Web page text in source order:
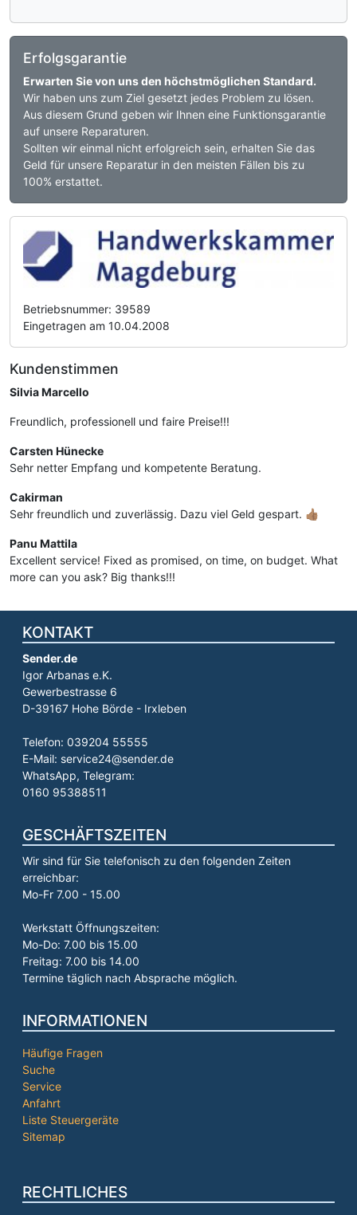
Erfolgsgarantie
Erwarten Sie von uns den höchstmöglichen Standard.
Wir haben uns zum Ziel gesetzt jedes Problem zu lösen.
Aus diesem Grund geben wir Ihnen eine Funktionsgarantie
auf unsere Reparaturen.
Sollten wir einmal nicht erfolgreich sein, erhalten Sie das
Geld für unsere Reparatur in den meisten Fällen bis zu
100% erstattet.
Betriebsnummer: 39589
Eingetragen am 10.04.2008
Kundenstimmen
Silvia Marcello
Freundlich, professionell und faire Preise!!!
Carsten Hünecke
Sehr netter Empfang und kompetente Beratung.
Cakirman
Sehr freundlich und zuverlässig. Dazu viel Geld gespart. 👍🏽
Panu Mattila
Excellent service! Fixed as promised, on time, on budget. What
more can you ask? Big thanks!!!
KONTAKT
Sender.de
Igor Arbanas e.K.
Gewerbestrasse 6
D-39167 Hohe Börde - Irxleben
Telefon: 039204 55555
E-Mail: service24@sender.de
WhatsApp, Telegram:
0160 95388511
GESCHÄFTSZEITEN
Wir sind für Sie telefonisch zu den folgenden Zeiten
erreichbar:
Mo-Fr 7.00 - 15.00
Werkstatt Öffnungszeiten:
Mo-Do: 7.00 bis 15.00
Freitag: 7.00 bis 14.00
Termine täglich nach Absprache möglich.
INFORMATIONEN
Häufige Fragen
Suche
Service
Anfahrt
Liste Steuergeräte
Sitemap
RECHTLICHES